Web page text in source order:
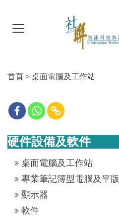
首頁 > 桌面電腦及工作站
硬件設備及軟件
桌面電腦及工作站
專業筆記簿型電腦及平版
顯示器
軟件